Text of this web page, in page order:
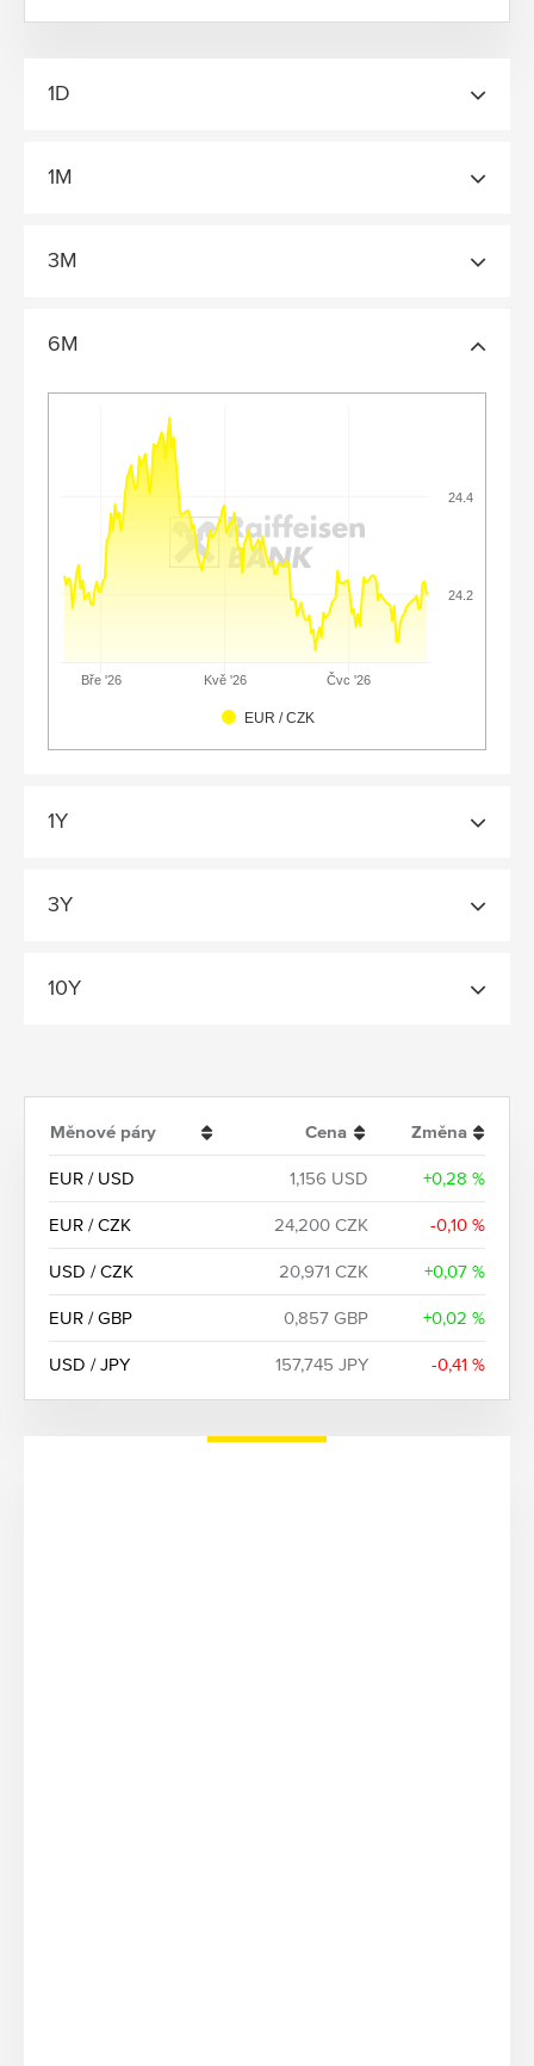
1D
1M
3M
6M
EUR / CZK
Bře '26 Kvě '26 Čvc '26
24.2
24.4
1Y
3Y
10Y
Měnové páry Cena Změna
EUR / USD 1,156 USD +0,28 %
EUR / CZK 24,200 CZK -0,10 %
USD / CZK 20,971 CZK +0,07 %
EUR / GBP 0,857 GBP +0,02 %
USD / JPY 157,745 JPY -0,41 %